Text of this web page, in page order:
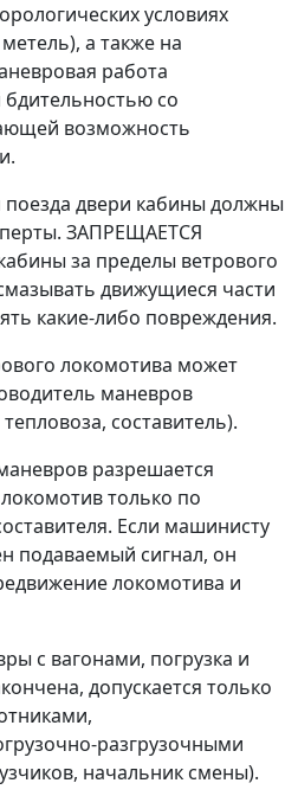
условиях
а также на
работа
со
возможность
двери кабины должны
ЗАПРЕЩАЕТСЯ
за пределы ветрового
движущиеся части
какие-либо повреждения.
локомотива может
маневров
составитель).
разрешается
только по
Если машинисту
подаваемый сигнал, он
локомотива и
с вагонами, погрузка и
допускается только
разгрузочными
начальник смены).